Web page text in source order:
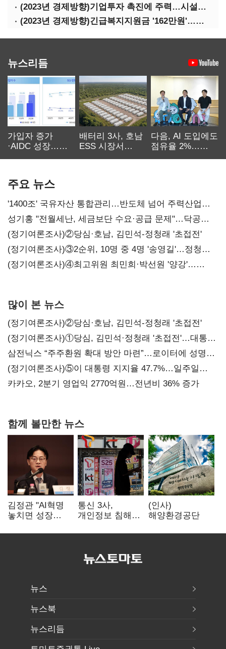
(2023년 경제방향)기업투자 촉진에 주력…시설투자 '50조' 지원·공제율 10%↑
(2023년 경제방향)긴급복지지원금 '162만원'…기초연금 1만4000원·장애수당 2만원↑
뉴스리듬
가입자 증가
·AIDC 성장…
배터리 3사, 호남
ESS 시장서
다음, AI 도입에도
점유율 2%…
주요 뉴스
'1400조' 국유자산 통합관리…반도체 넘어 주력산업
구조혁신
성기홍 "전월세난, 세금보단 수요·공급 문제"…닥공
시사
(정기여론조사)②당심·호남, 김민석-정청래 '초접전'
(정기여론조사)③2순위, 10명 중 4명 '송영길'…정청래
'한 자릿수'
(정기여론조사)④최고위원 최민희·박선원 '양강'…
많이 본 뉴스
(정기여론조사)②당심·호남, 김민석-정청래 '초접전'
(정기여론조사)①당심, 김민석·정청래 '초접전'…대통령
지지도 '50% 아래로'(종합)
삼전닉스 “주주환원 확대 방안 마련”…로이터에 성명
보내
(정기여론조사)⑤이 대통령 지지율 47.7%…일주일
만에 다시 40%대
카카오, 2분기 영업익 2770억원…전년비 36% 증가
함께 볼만한 뉴스
김정관 "AI혁명
놓치면 성장
메가프로젝트·
통신 3사,
개인정보 침해
시정…공정위
강화"
(인사)
해양환경공단
뉴스
뉴스북
뉴스리듬